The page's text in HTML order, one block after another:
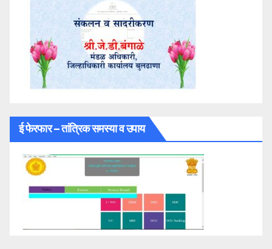
ई फेरफार – तांत्रिक समस्या व उपाय